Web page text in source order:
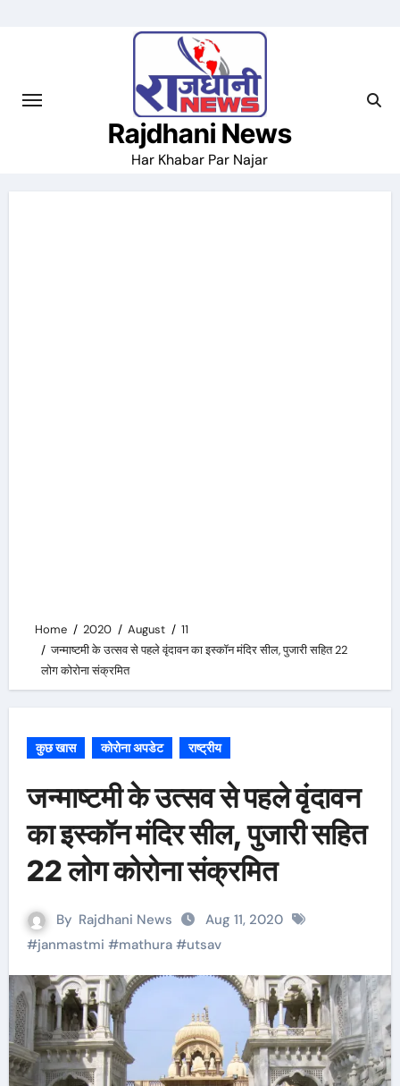
Rajdhani News
Har Khabar Par Najar
Home 2020 August
11
जन्माष्टमी के उत्सव से पहले वृंदावन का इस्कॉन मंदिर सील, पुजारी सहित 22
लोग कोरोना संक्रमित
कुछ खास कोरोना अपडेट राष्ट्रीय
जन्माष्टमी के उत्सव से पहले वृंदावन
का इस्कॉन मंदिर सील, पुजारी सहित
22 लोग कोरोना संक्रमित
By Rajdhani News
Aug 11, 2020
#janmastmi #mathura#utsav